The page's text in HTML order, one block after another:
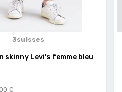
3suisses
skinny Levi's femme bleu
€